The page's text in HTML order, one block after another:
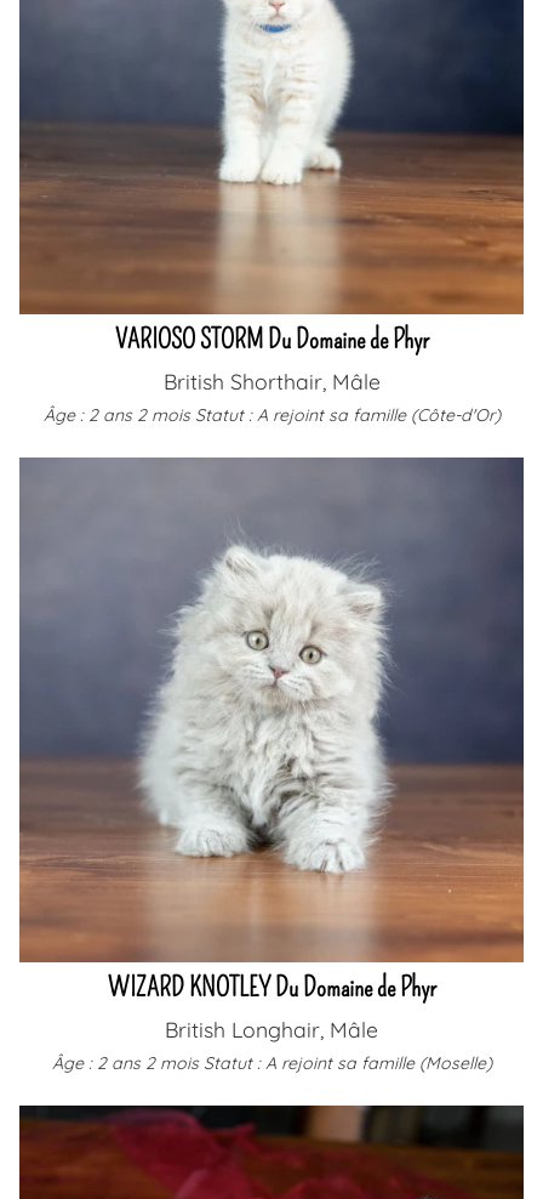
VARIOSO STORM Du Domaine de Phyr
British Shorthair, Mâle
Âge : 2 ans 2 mois Statut : A rejoint sa famille (Côte-d'Or)
WIZARD KNOTLEY Du Domaine de Phyr
British Longhair, Mâle
Âge : 2 ans 2 mois Statut : A rejoint sa famille (Moselle)